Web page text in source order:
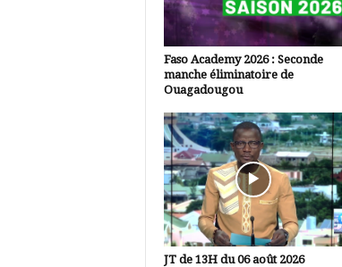
Faso Academy 2026 : Seconde
manche éliminatoire de
Ouagadougou
JT de 13H du 06 août 2026